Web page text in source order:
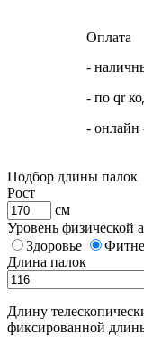
Оплата
-
- по qr
- онлайн
Подбор длины палок
Рост
см
Уровень физической
Здоровье
Длина палок
Длину
фиксированной